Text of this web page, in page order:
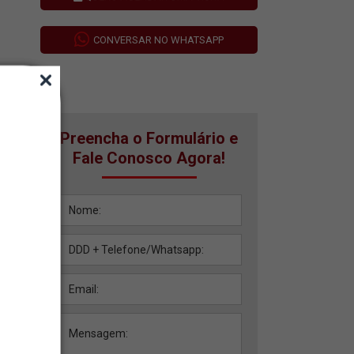
CONVERSAR NO WHATSAPP
Preencha o Formulário e
Fale Conosco Agora!